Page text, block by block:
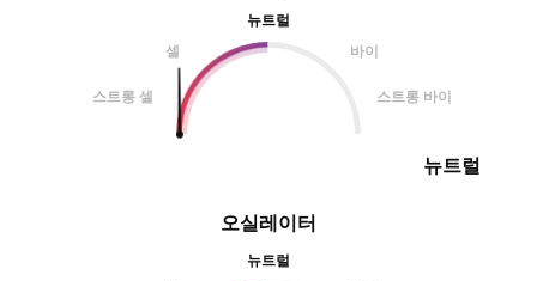
플랫으로 보기 보단 수렴하면
오실레이터
뉴트럴
뉴트럴
셀
바이
스트롱 셀 스트롱 바이
뉴트럴